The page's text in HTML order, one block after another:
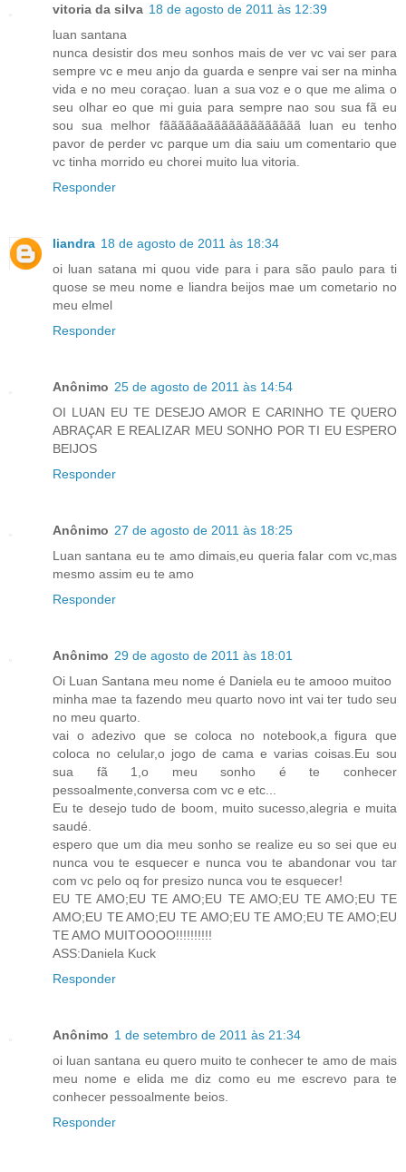
vitoria da silva 18 de agosto de 2011 às 12:39
luan santana
nunca desistir dos meu sonhos mais de ver vc vai ser para
sempre vc e meu anjo da guarda e senpre vai ser na minha
vida e no meu coraçao. luan a sua voz e o que me alima o
seu olhar eo que mi guia para sempre nao sou sua fã eu
sou sua melhor fãããããaããããããããããããã luan eu tenho
pavor de perder vc parque um dia saiu um comentario que
vc tinha morrido eu chorei muito lua vitoria.
Responder
liandra 18 de agosto de 2011 às 18:34
oi luan satana mi quou vide para i para são paulo para ti
quose se meu nome e liandra beijos mae um cometario no
meu elmel
Responder
Anônimo 25 de agosto de 2011 às 14:54
OI LUAN EU TE DESEJO AMOR E CARINHO TE QUERO
ABRAÇAR E REALIZAR MEU SONHO POR TI EU ESPERO
BEIJOS
Responder
Anônimo 27 de agosto de 2011 às 18:25
Luan santana eu te amo dimais,eu queria falar com vc,mas
mesmo assim eu te amo
Responder
Anônimo 29 de agosto de 2011 às 18:01
Oi Luan Santana meu nome é Daniela eu te amooo muitoo
minha mae ta fazendo meu quarto novo int vai ter tudo seu
no meu quarto.
vai o adezivo que se coloca no notebook,a figura que
coloca no celular,o jogo de cama e varias coisas.Eu sou
sua fã 1,o meu sonho é te conhecer
pessoalmente,conversa com vc e etc...
Eu te desejo tudo de boom, muito sucesso,alegria e muita
saudé.
espero que um dia meu sonho se realize eu so sei que eu
nunca vou te esquecer e nunca vou te abandonar vou tar
com vc pelo oq for presizo nunca vou te esquecer!
EU TE AMO;EU TE AMO;EU TE AMO;EU TE AMO;EU TE
AMO;EU TE AMO;EU TE AMO;EU TE AMO;EU TE AMO;EU
TE AMO MUITOOOO!!!!!!!!!!
ASS:Daniela Kuck
Responder
Anônimo 1 de setembro de 2011 às 21:34
oi luan santana eu quero muito te conhecer te amo de mais
meu nome e elida me diz como eu me escrevo para te
conhecer pessoalmente beios.
Responder